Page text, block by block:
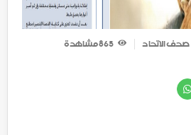
صحف الاتحاد 865
مشاهدة